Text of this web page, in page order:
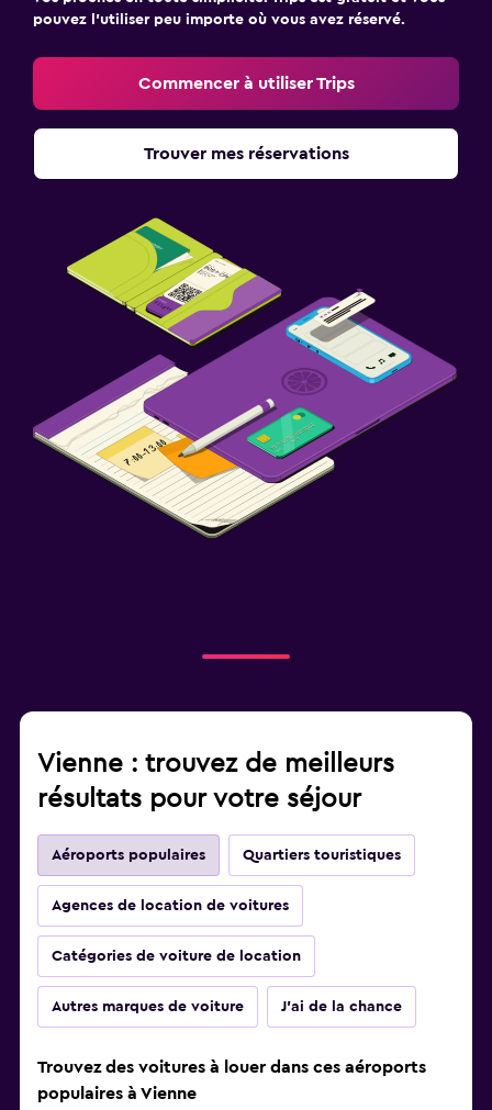
pouvez l’utiliser peu importe où vous avez réservé.
Commencer à utiliser Trips
Trouver mes réservations
Vienne : trouvez de meilleurs
résultats pour votre séjour
Aéroports populaires Quartiers touristiques
Agences de location de voitures
Catégories de voiture de location
Autres marques de voiture J'ai de la chance
Trouvez des voitures à louer dans ces aéroports
populaires à Vienne